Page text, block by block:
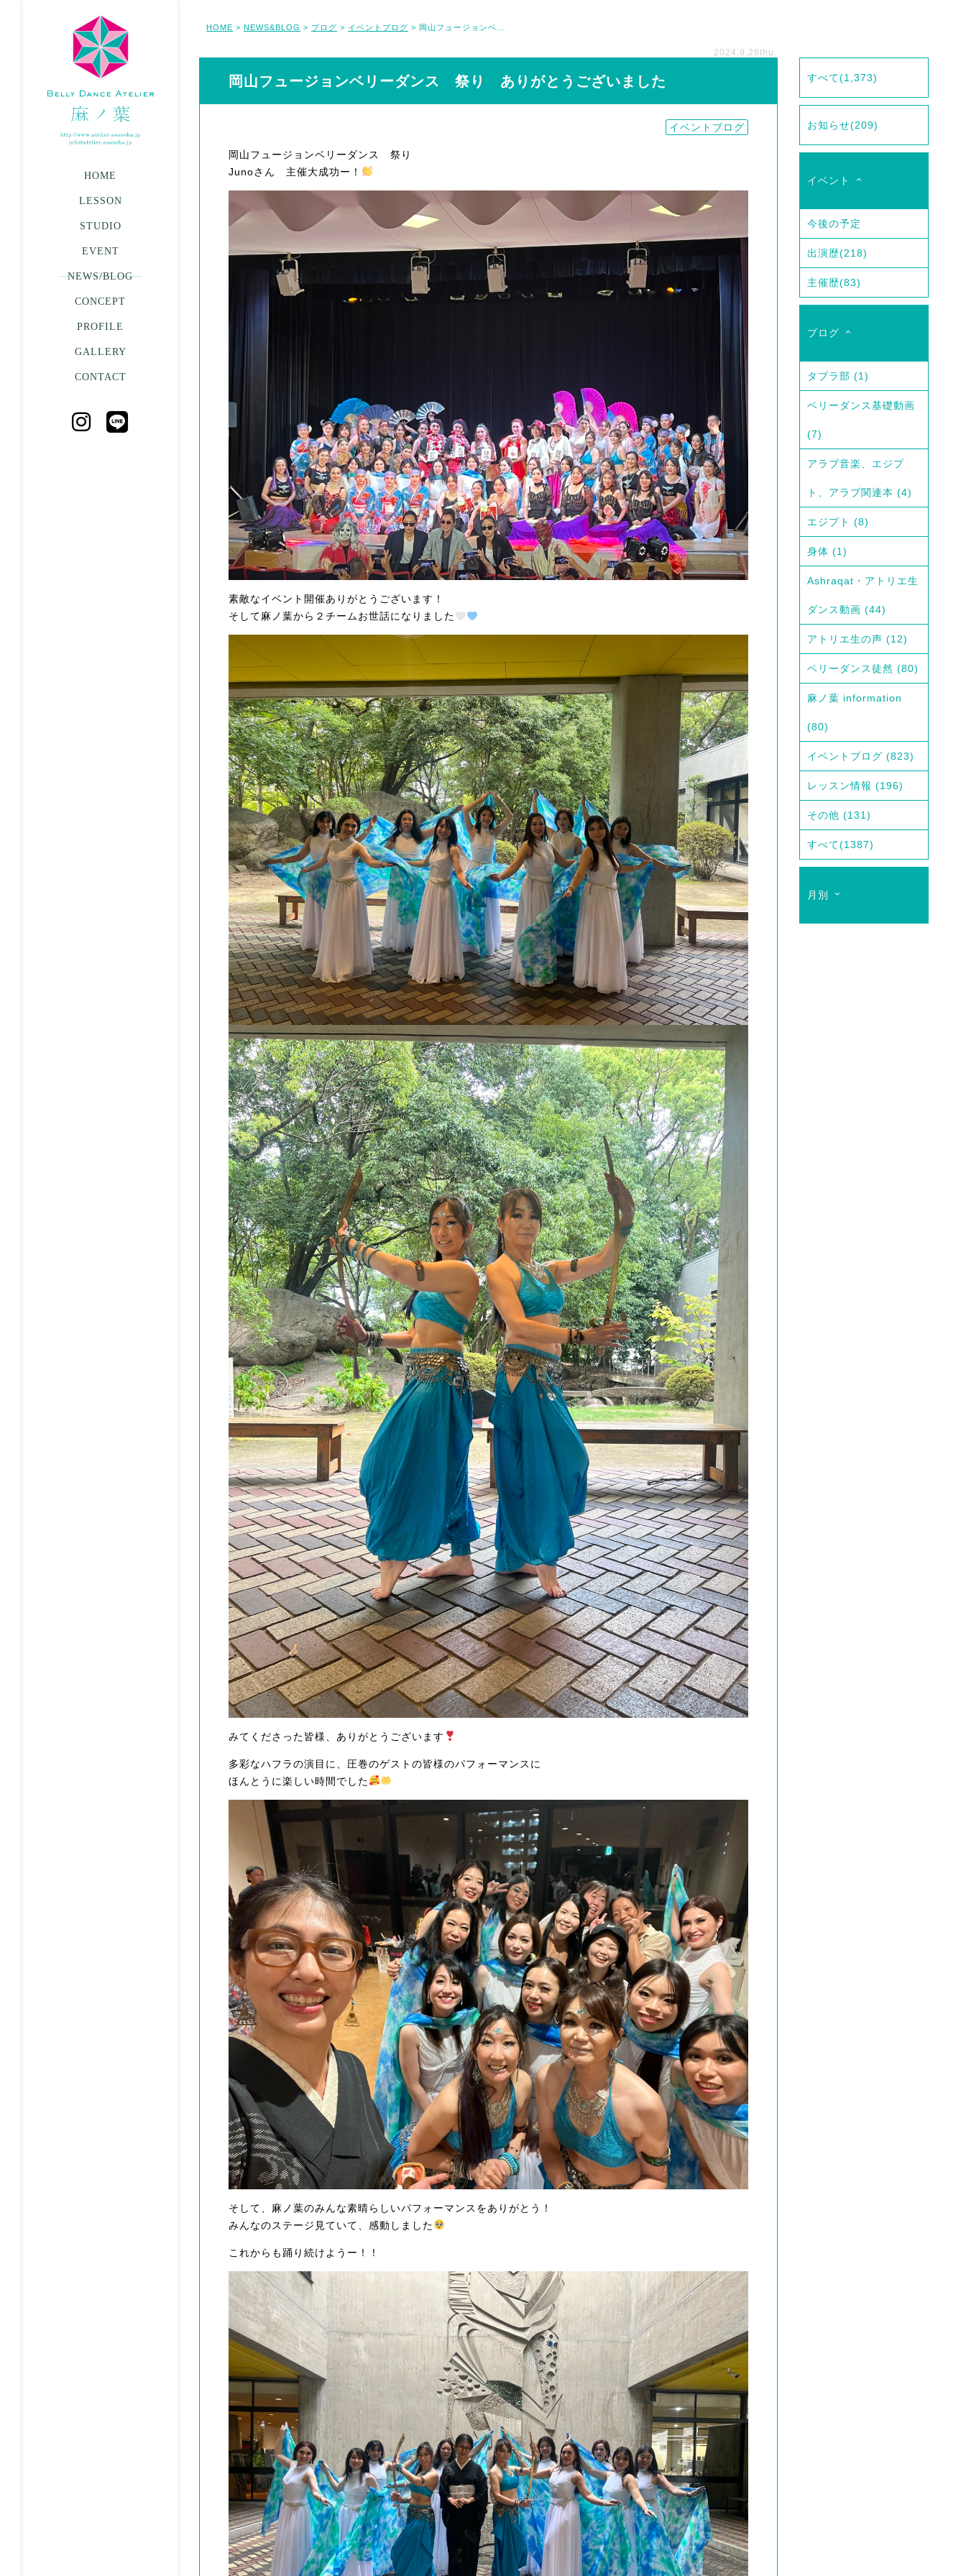
HOME
LESSON
STUDIO
EVENT
NEWS/BLOG
CONCEPT
PROFILE
GALLERY
CONTACT
HOME > NEWS&BLOG > ブログ > イベントブログ >
2024.9.26thu.
岡山フュージョンベリーダンス 祭り ありがとうございました
イベントブログ
岡山フュージョンベリーダンス 祭り
Junoさん 主催大成功ー！
素敵なイベント開催ありがとうございます！
そして麻ノ葉から２チームお世話になりました
みてくださった皆様、ありがとうございます
多彩なハフラの演目に、圧巻のゲストの皆様のパフォーマンスに
ほんとうに楽しい時間でした
そして、麻ノ葉のみんな素晴らしいパフォーマンスをありがとう！
みんなのステージ見ていて、感動しました
これからも踊り続けようー！！
すべて(1,373)
お知らせ(209)
イベント
今後の予定
出演歴(218)
主催歴(83)
ブログ
タブラ部 (1)
ベリーダンス基礎動画
(7)
アラブ音楽、エジプ
ト、アラブ関連本 (4)
エジプト (8)
身体 (1)
Ashraqat・アトリエ生
ダンス動画 (44)
アトリエ生の声 (12)
ベリーダンス徒然 (80)
麻ノ葉 information
(80)
イベントブログ (823)
レッスン情報 (196)
その他 (131)
すべて(1387)
月別